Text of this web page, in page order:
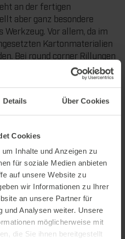
Details Über Cookies
Cookies
Inhalte und Anzeigen zu
für soziale Medien anbieten
auf unsere Website zu
wir Informationen zu Ihrer
an unsere Partner für
und Analysen weiter. Unsere
möglicherweise mit
die Sie ihnen bereitgestellt
an der fertigen
aber ganz besondere
Vor allem, da im
Kartonmaterialien
Bei round corner Rillungen
Kräfte auf den Karton als bei
man dann die Rillungen nicht
unmöglich, qualitativ
den vom Endkunden
kann die Zurichtung der
Rillplattenwerkzeuges von
entkoppelt werden. So ist
und die
Zigarettenhersteller
schnell und
bei wechselnden
Dicke und Grammatur